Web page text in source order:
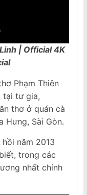
| Official 4K
Phạm Thiên
tại tư gia,
thơ ở quán cà
Hưng, Sài Gòn.
năm 2013
trong các
nhất chính